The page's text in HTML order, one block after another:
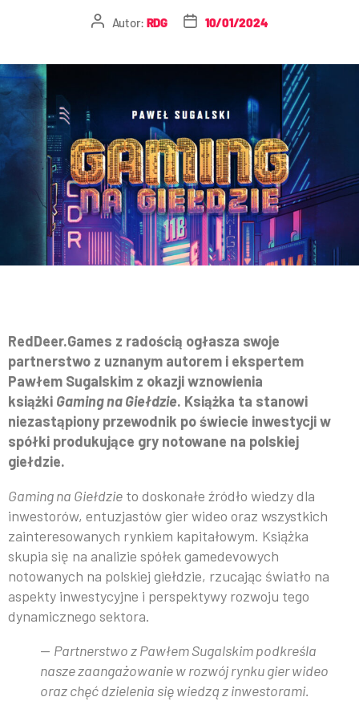
Autor: RDG 10/01/2024
RedDeer.Games z radością ogłasza swoje
partnerstwo z uznanym autorem i ekspertem
Pawłem Sugalskim z okazji wznowienia
książki Gaming na Giełdzie. Książka ta stanowi
niezastąpiony przewodnik po świecie inwestycji w
spółki produkujące gry notowane na polskiej
giełdzie.
Gaming na Giełdzie to doskonałe źródło wiedzy dla
inwestorów, entuzjastów gier wideo oraz wszystkich
zainteresowanych rynkiem kapitałowym. Książka
skupia się na analizie spółek gamedevowych
notowanych na polskiej giełdzie, rzucając światło na
aspekty inwestycyjne i perspektywy rozwoju tego
dynamicznego sektora.
— Partnerstwo z Pawłem Sugalskim podkreśla
nasze zaangażowanie w rozwój rynku gier wideo
oraz chęć dzielenia się wiedzą z inwestorami.